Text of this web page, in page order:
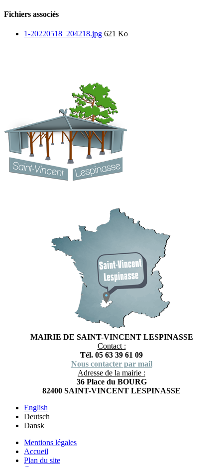
Fichiers associés
1-20220518_204218.jpg 621 Ko
MAIRIE DE SAINT-VINCENT LESPINASSE
Contact :
Tél. 05 63 39 61 09
Nous contacter par mail
Adresse de la mairie :
36 Place du BOURG
82400 SAINT-VINCENT LESPINASSE
English
Deutsch
Dansk
Mentions légales
Accueil
Plan du site